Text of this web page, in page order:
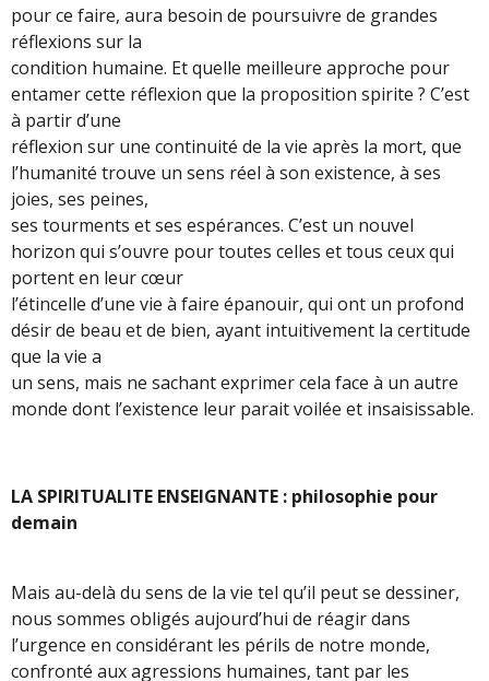
pour ce faire, aura besoin de poursuivre de grandes
réflexions sur la
condition humaine. Et quelle meilleure approche pour
entamer cette réflexion que la proposition spirite ? C’est
à partir d’une
réflexion sur une continuité de la vie après la mort, que
l’humanité trouve un sens réel à son existence, à ses
joies, ses peines,
ses tourments et ses espérances. C’est un nouvel
horizon qui s’ouvre pour toutes celles et tous ceux qui
portent en leur cœur
l’étincelle d’une vie à faire épanouir, qui ont un profond
désir de beau et de bien, ayant intuitivement la certitude
que la vie a
un sens, mais ne sachant exprimer cela face à un autre
monde dont l’existence leur parait voilée et insaisissable.
LA SPIRITUALITE ENSEIGNANTE : philosophie pour
demain
Mais au-delà du sens de la vie tel qu’il peut se dessiner,
nous sommes obligés aujourd’hui de réagir dans
l’urgence en considérant les périls de notre monde,
confronté aux agressions humaines, tant par les